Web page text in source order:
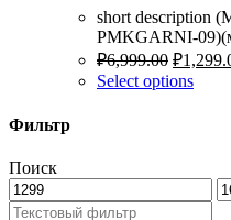
short description
PMKGARNI-
₽6,999.00 ₽
Select options
Фильтр
Поиск